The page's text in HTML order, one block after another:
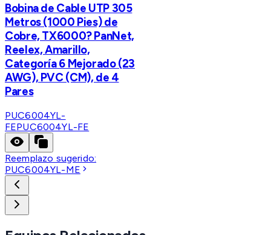
Bobina de Cable UTP 305
Metros (1000 Pies) de
Cobre, TX6000? PanNet,
Reelex, Amarillo,
Categoría 6 Mejorado (23
AWG), PVC (CM), de 4
Pares
PUC6004YL-
FEPUC6004YL-FE
Reemplazo sugerido:
PUC6004YL-ME